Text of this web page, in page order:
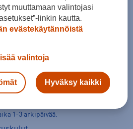
1-3 arkipäivää.
muuttamaan valintojasi
linkin kautta.
evästekäytännöistä
valintoja
Hyväksy kaikki